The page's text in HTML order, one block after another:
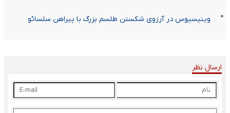
وینیسیوس در آرزوی شکستن طلسم بزرگ با پیراهن سلسائو
ارسال نظر